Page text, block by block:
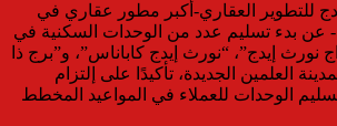
للتطوير العقاري-أكبر مطور عقاري في
عن بدء تسليم عدد من الوحدات السكنية في
نورث إيدج”، “نورث إيدج كاباناس”، و”برج ذا
العلمين الجديدة، تأكيدًا على إلتزام
الوحدات للعملاء في المواعيد المخطط